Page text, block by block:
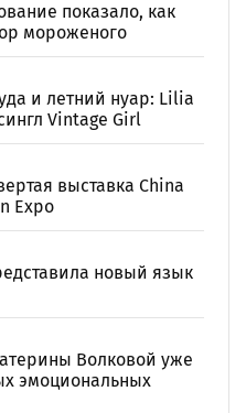
показало, как
мороженого
и летний нуар: Lilia
Vintage Girl
выставка China
Expo
новый язык
Волковой уже
эмоциональных